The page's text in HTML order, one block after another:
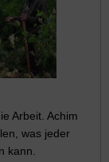
Arbeit. Achim
was jeder
kann.